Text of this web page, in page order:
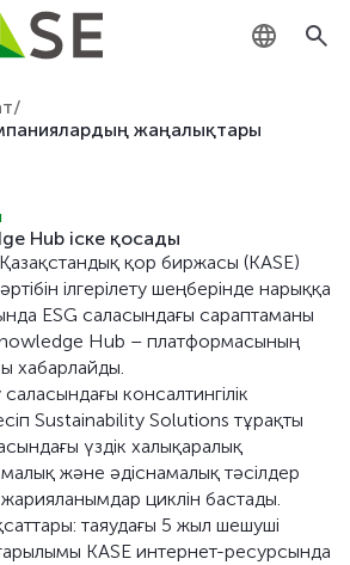
/
жаңалықтары
Hub іске қосады
қор биржасы (KASE)
ілгерілету шеңберінде нарыққа
ESG саласындағы сараптаманы
Hub – платформасының
хабарлайды.
консалтингілік
Sustainability Solutions тұрақты
үздік халықаралық
және әдіснамалық тәсілдер
циклін бастады.
таяудағы 5 жыл шешуші
KASE интернет-ресурсында